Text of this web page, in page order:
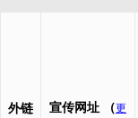
外链
宣传网址 （更